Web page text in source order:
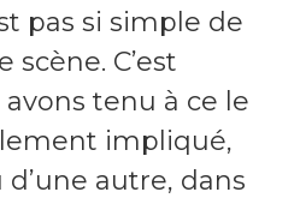
pas si simple de
C’est
tenu à ce le
impliqué,
d’une autre, dans